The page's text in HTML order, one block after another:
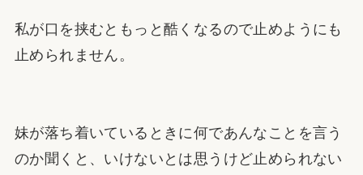
私が口を挟むともっと酷くなるので止めようにも
止められません。
妹が落ち着いているときに何であんなことを言う
のか聞くと、いけないとは思うけど止められない